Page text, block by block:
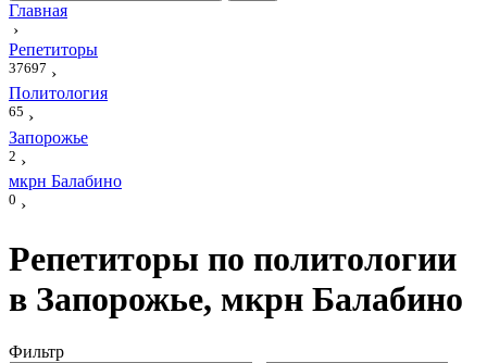
Главная
›
Репетиторы
37697 ›
Политология
65 ›
Запорожье
2 ›
мкрн Балабино
0 ›
Репетиторы по политологии
в Запорожье, мкрн Балабино
Фильтр